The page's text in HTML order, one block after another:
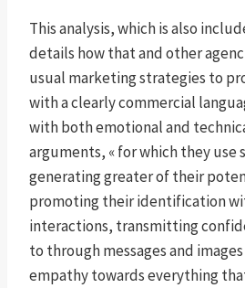
This analysis, which is also
details how that and other
usual marketing strategies to
with a clearly commercial
with both emotional and
arguments, « for which they use
generating greater of their
promoting their identification
interactions, transmitting
to through messages and
empathy towards everything